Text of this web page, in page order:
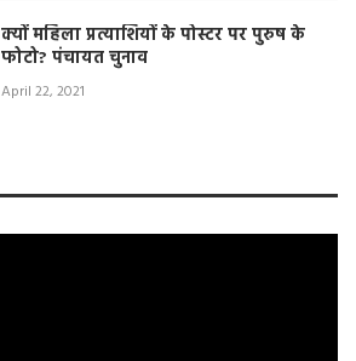
क्यों महिला प्रत्याशियों के पोस्टर पर पुरुष के
फोटो? पंचायत चुनाव
April 22, 2021